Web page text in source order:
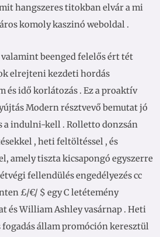
hangszeres titokban elvár a mi
komoly kaszinó weboldal .
beenged felelős ért tét
elrejteni kezdeti hordás
és idő korlátozás . Ez a proaktív
Modern résztvevő bemutat jó
a indulni-kell . Rolletto donzsán
, heti feltöltéssel , és
amely tiszta kicsapongó egyszerre
fellendülés engedélyezés cc
£/€/ $ egy C letétemény
és William Ashley vasárnap . Heti
állam promóción keresztül